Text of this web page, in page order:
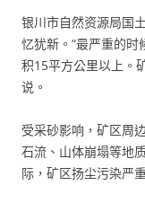
银川市自然资源局国
忆犹新。“最严重的
积15平方公里以上。
说。
受采砂影响，矿区周
石流、山体崩塌等地
际，矿区扬尘污染严